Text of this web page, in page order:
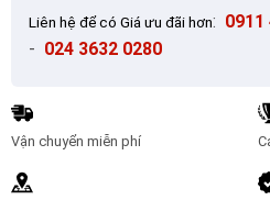
Liên hệ để có Giá ưu đãi hơn: 0911
- 024 3632 0280
Vận chuyển miễn phí